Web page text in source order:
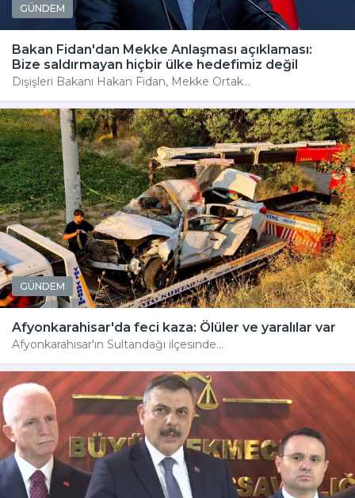
GÜNDEM
Bakan Fidan'dan Mekke Anlaşması açıklaması:
Bize saldırmayan hiçbir ülke hedefimiz değil
Dışişleri Bakanı Hakan Fidan, Mekke Ortak...
GÜNDEM
Afyonkarahisar'da feci kaza: Ölüler ve yaralılar var
Afyonkarahisar'ın Sultandağı ilçesinde...